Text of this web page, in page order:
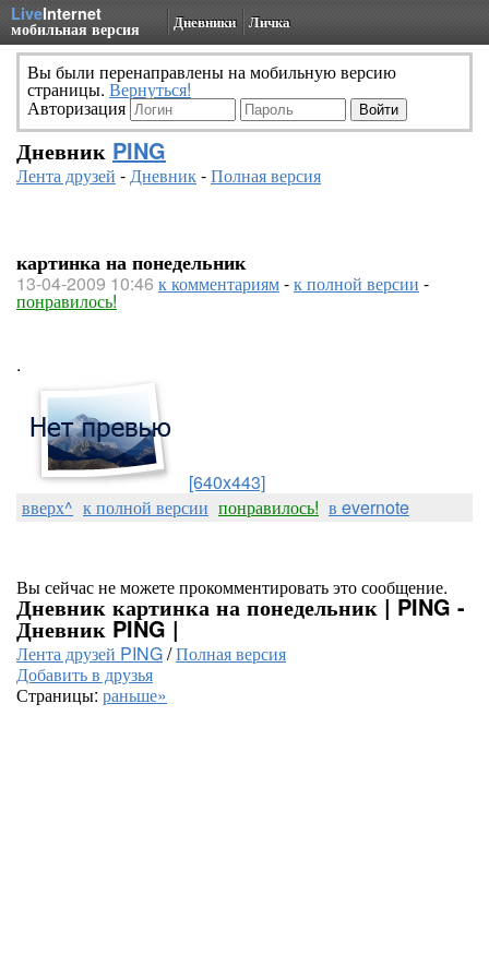
LiveInternet
мобильная версия Дневники Личка
Вы были перенаправлены на мобильную версию
страницы. Вернуться!
Авторизация
Дневник PING
Лента друзей -Дневник-Полная версия
картинка на понедельник
13-04-2009 10:46 к комментариям-к полной версии -
понравилось!
.
[640x443]
вверх^ к полной версии понравилось! в evernote
Вы сейчас не можете прокомментировать это сообщение.
Дневник картинка на понедельник | PING -
Дневник PING |
Лента друзей PING/Полная версия
Добавить в друзья
Страницы: раньше»